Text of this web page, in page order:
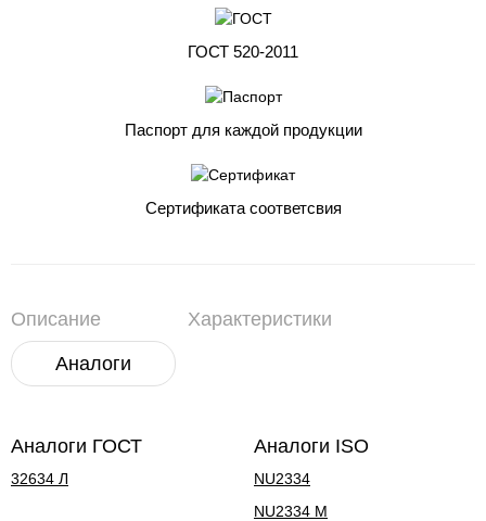
ГОСТ 520-2011
Паспорт для каждой продукции
Сертификата соответсвия
Описание Характеристики
Аналоги
Аналоги ГОСТ
32634 Л
Аналоги ISO
NU2334
NU2334 M